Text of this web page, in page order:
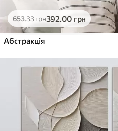
653.33грн392.00 грн
Абстракція